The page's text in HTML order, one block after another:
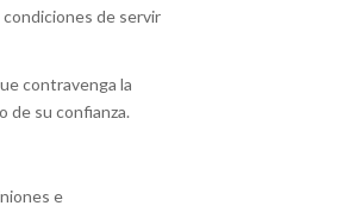
de servir
contravenga la
de su confianza.
e